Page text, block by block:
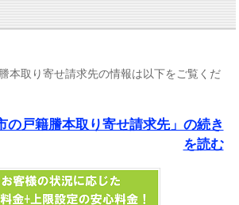
本取り寄せ請求先の情報は以下をご覧くだ
の戸籍謄本取り寄せ請求先」の続き
を読む